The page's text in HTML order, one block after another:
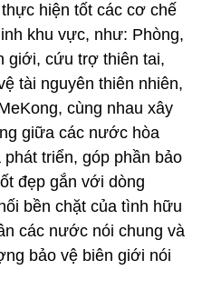
hiện tốt các cơ chế
khu vực, như: Phòng,
giới, cứu trợ thiên tai,
tài nguyên thiên nhiên,
cùng nhau xây
giữa các nước hòa
triển, góp phần bảo
đẹp gắn với dòng
bền chặt của tình hữu
các nước nói chung và
bảo vệ biên giới nói